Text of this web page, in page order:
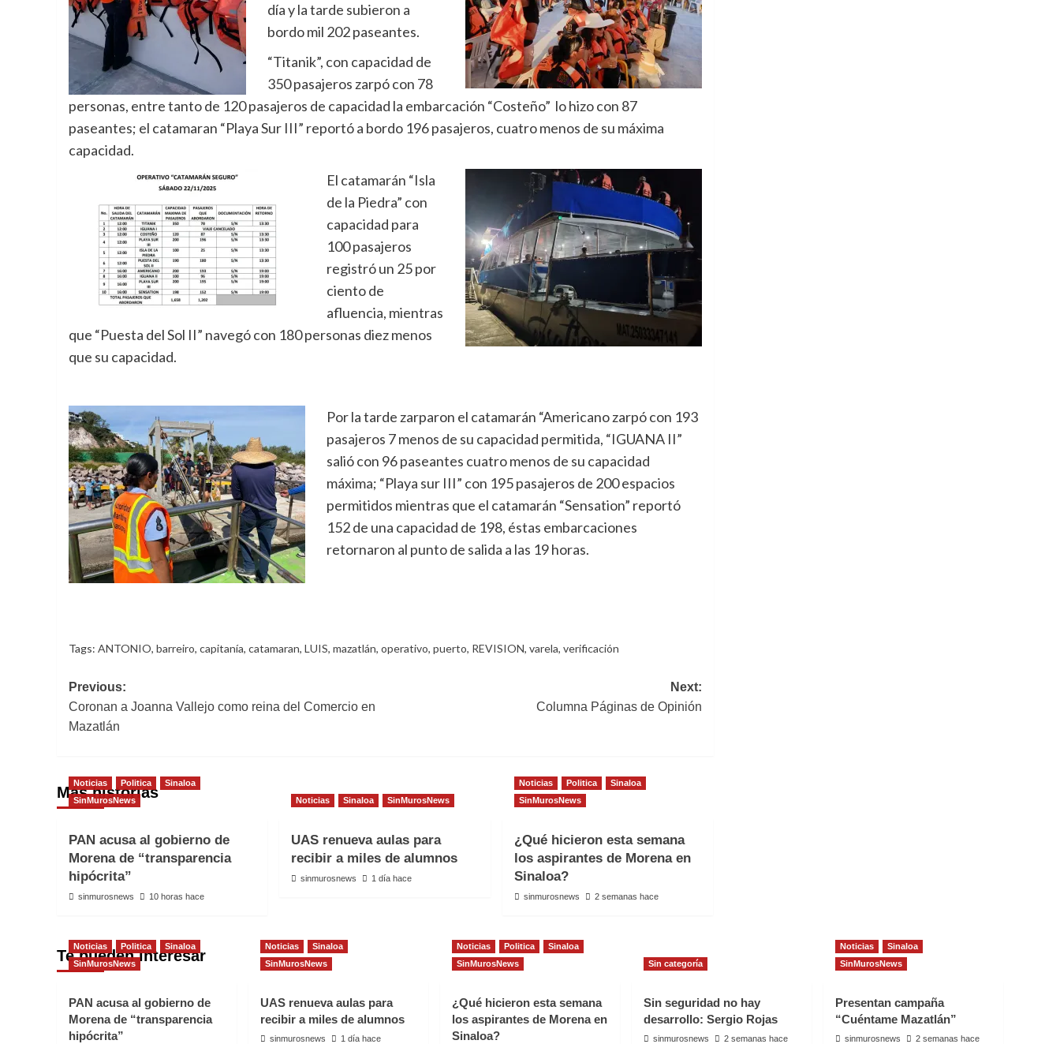
día y la tarde subieron a
bordo mil 202 paseantes.
“Titanik”, con capacidad de
350 pasajeros zarpó con 78
personas, entre tanto de 120 pasajeros de capacidad la embarcación “Costeño” lo hizo con 87
paseantes; el catamaran “Playa Sur III” reportó a bordo 196 pasajeros, cuatro menos de su máxima
capacidad.
El catamarán “Isla
de la Piedra” con
capacidad para
100 pasajeros
registró un 25 por
ciento de
afluencia, mientras
que “Puesta del Sol II” navegó con 180 personas diez menos
que su capacidad.
Por la tarde zarparon el catamarán “Americano zarpó con 193
pasajeros 7 menos de su capacidad permitida, “IGUANA II”
salió con 96 paseantes cuatro menos de su capacidad
máxima; “Playa sur III” con 195 pasajeros de 200 espacios
permitidos mientras que el catamarán “Sensation” reportó
152 de una capacidad de 198, éstas embarcaciones
retornaron al punto de salida a las 19 horas.
Tags: ANTONIO, barreiro, capitanía, catamaran, LUIS, mazatlán, operativo, puerto, REVISION, varela, verificación
Post
navigation
Previous:
Coronan a Joanna Vallejo como reina del Comercio en
Mazatlán
Next:
Columna Páginas de Opinión
Más historias
Noticias Politica
Sinaloa
SinMurosNews
PAN acusa al gobierno de
Morena de “transparencia
hipócrita”
sinmurosnews 10 horas hace
Noticias Sinaloa SinMurosNews
UAS renueva aulas para
recibir a miles de alumnos
sinmurosnews 1 día hace
Noticias Politica
Sinaloa
SinMurosNews
¿Qué hicieron esta semana
los aspirantes de Morena en
Sinaloa?
sinmurosnews 2 semanas hace
Te pueden interesar
Noticias Politica
Sinaloa
SinMurosNews
PAN acusa al gobierno de
Morena de “transparencia
hipócrita”
Noticias
Sinaloa
SinMurosNews
UAS renueva aulas para
recibir a miles de alumnos
sinmurosnews 1 día hace
Noticias Politica
Sinaloa
SinMurosNews
¿Qué hicieron esta semana
los aspirantes de Morena en
Sinaloa?
Sin categoría
Sin seguridad no hay
desarrollo: Sergio Rojas
sinmurosnews 2 semanas hace
Noticias
Sinaloa
SinMurosNews
Presentan campaña
“Cuéntame Mazatlán”
sinmurosnews 2 semanas hace